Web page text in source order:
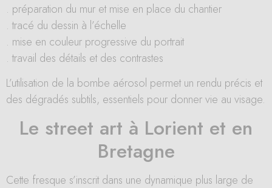
. préparation du mur et mise en place du chantier
. tracé du dessin à l’échelle
. mise en couleur progressive du portrait
. travail des détails et des contrastes
L’utilisation de la bombe aérosol permet un rendu précis et
des dégradés subtils, essentiels pour donner vie au visage.
Le street art à Lorient et en
Bretagne
Cette fresque s’inscrit dans une dynamique plus large de